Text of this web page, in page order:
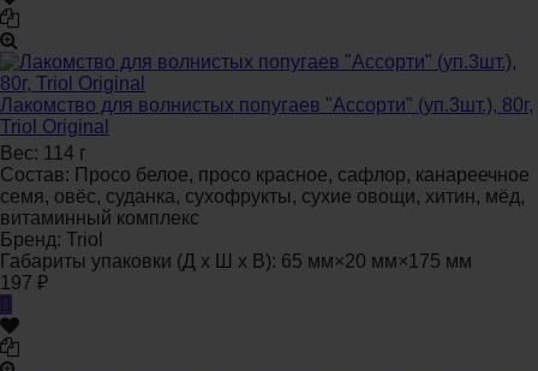
Лакомство для волнистых попугаев "Ассорти" (уп.3шт.), 80г,
Triol Original
Вес: 114 г
Состав: Просо белое, просо красное, сафлор, канареечное
семя, овёс, суданка, сухофрукты, сухие овощи, хитин, мёд,
витаминный комплекс
Бренд: Triol
Габариты упаковки (Д х Ш х В): 65 мм×20 мм×175 мм
197 ₽